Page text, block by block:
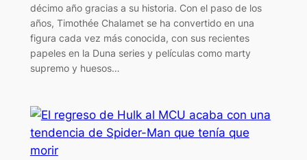
décimo año gracias a su historia. Con el paso de los
años, Timothée Chalamet se ha convertido en una
figura cada vez más conocida, con sus recientes
papeles en la Duna series y películas como marty
supremo y huesos…